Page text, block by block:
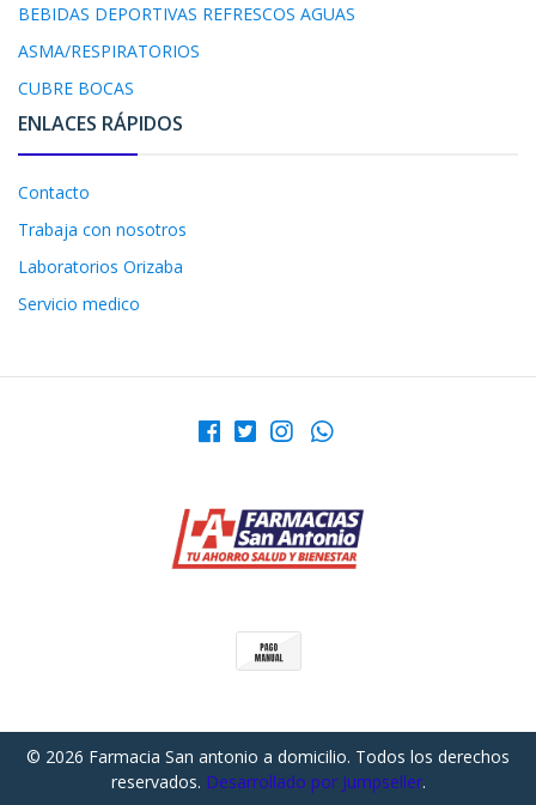
BEBIDAS DEPORTIVAS REFRESCOS AGUAS
ASMA/RESPIRATORIOS
CUBRE BOCAS
ENLACES RÁPIDOS
Contacto
Trabaja con nosotros
Laboratorios Orizaba
Servicio medico
© 2026 Farmacia San antonio a domicilio. Todos los derechos
reservados. Desarrollado por Jumpseller.